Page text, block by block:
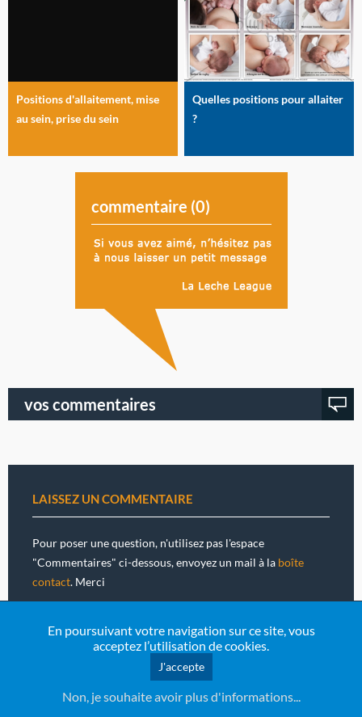
En poursuivant votre navigation sur ce site, vous
acceptez l’utilisation de cookies.
J'accepte
Non, je souhaite avoir plus d'informations...
Positions d'allaitement, mise
au sein, prise du sein
Quelles positions pour allaiter
?
commentaire (0)
vos commentaires
LAISSEZ UN COMMENTAIRE
Pour poser une question, n'utilisez pas l'espace
"Commentaires" ci-dessous, envoyez un mail à la boîte
contact. Merci